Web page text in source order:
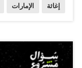
التحالف العربي
الإغاثية والطبية
إغاثة الإمارات